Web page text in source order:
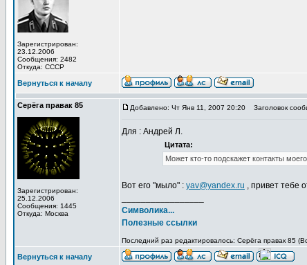
Зарегистрирован:
23.12.2006
Сообщения: 2482
Откуда: СССР
Вернуться к началу
Серёга правак 85
Зарегистрирован:
25.12.2006
Сообщения: 1445
Откуда: Москва
Добавлено: Чт Янв 11, 2007 20:20 Заголовок
Для : Андрей Л.
Цитата:
Может кто-то подскажет контакты
Вот его "мыло" : yav@yandex.ru , привет тебе
Символика...
Полезные ссылки
Последний раз редактировалось: Серёга правак 85
Вернуться к началу